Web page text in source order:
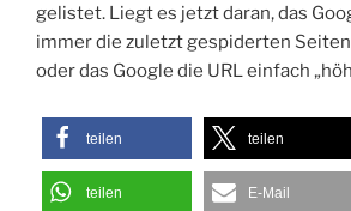
gelistet. Liegt es jetzt daran, das
immer die zuletzt gespiderten
oder das Google die URL einfach
teilen teilen
teilen E-Mail